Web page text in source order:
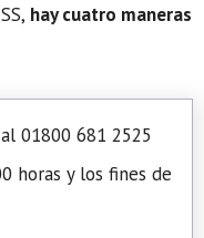
hay cuatro maneras
al 01800 681 2525
horas y los fines de